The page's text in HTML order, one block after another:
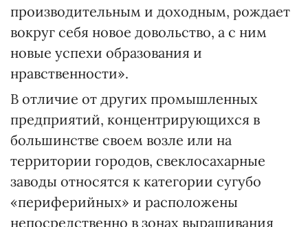
производительным и доходным, рождает
вокруг себя новое довольство, а с ним
новые успехи образования и
нравственности».
В отличие от других промышленных
предприятий, концентрирующихся в
большинстве своем возле или на
территории городов, свеклосахарные
заводы относятся к категории сугубо
«периферийных» и расположены
непосредственно в зонах выращивания